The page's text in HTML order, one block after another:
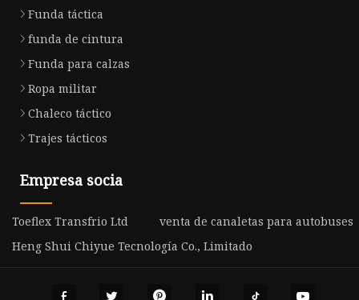
Funda táctica
funda de cintura
Funda para calzas
Ropa militar
Chaleco táctico
Trajes tácticos
Empresa socia
Toeflex Transfrio Ltd
venta de canaletas para autobuses
Heng Shui Chiyue Tecnología Co., Limitado